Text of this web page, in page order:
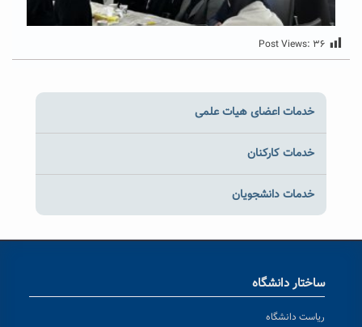
Post Views: ۳۶
خدمات اعضای هیات علمی
خدمات کارکنان
خدمات دانشجویان
ساختار دانشگاه
ریاست دانشگاه